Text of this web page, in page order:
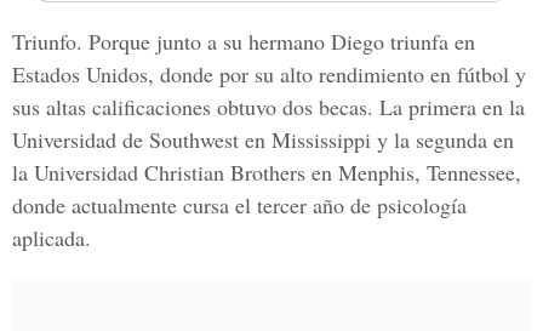
Triunfo. Porque junto a su hermano Diego triunfa en
Estados Unidos, donde por su alto rendimiento en fútbol y
sus altas calificaciones obtuvo dos becas. La primera en la
Universidad de Southwest en Mississippi y la segunda en
la Universidad Christian Brothers en Menphis, Tennessee,
donde actualmente cursa el tercer año de psicología
aplicada.